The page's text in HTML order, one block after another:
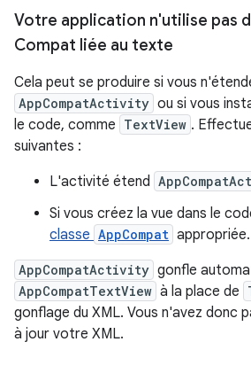
Votre application n'utilise pas
Compat liée au texte
Cela peut se produire si vous
AppCompatActivity ou si vous
le code, comme TextView .
suivantes :
L'activité étend
Si vous créez la vue dans le
classe AppCompat appropriée.
AppCompatActivity gonfle
AppCompatTextView à la place de
gonflage du XML. Vous n'avez donc
à jour votre XML.